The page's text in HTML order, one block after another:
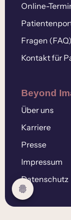
Online-
Fragen (FAQ)
Kontakt für
Beyond
Über uns
Karriere
Presse
Impressum
Datenschutz